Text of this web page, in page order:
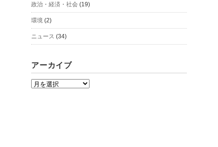
政治・経済・社会 (19)
環境 (2)
ニュース (34)
アーカイブ
ア